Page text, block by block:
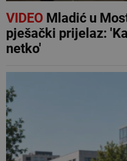
VIDEOMladić u
pješački prijelaz:
netko'